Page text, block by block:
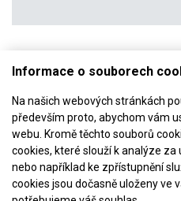
Jsme
Informace o souborech
Na našich webových stránkách
především proto, abychom vám
webu. Kromě těchto souborů
cookies, které slouží k analýze
nebo například ke zpřístupnění
cookies jsou dočasně uloženy ve